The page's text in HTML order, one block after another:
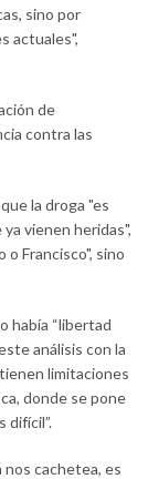
sino por
actuales",
de
contra las
la droga "es
vienen heridas",
Francisco", sino
había “libertad
análisis con la
limitaciones
donde se pone
difícil”.
nos cachetea, es